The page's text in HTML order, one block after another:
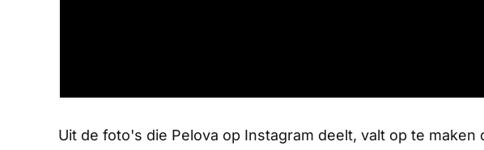
Uit de foto's die Pelova op Instagram deelt, valt op te maken